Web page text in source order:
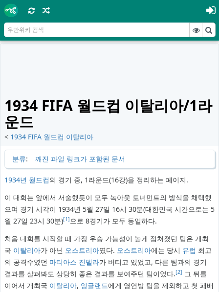
1934 FIFA 월드컵 이탈리아/1라
운드
< 1934 FIFA 월드컵 이탈리아
분류: 깨진 파일 링크가 포함된 문서
1934년 월드컵의 경기 중, 1라운드(16강)을 정리하는 페이지.
이 대회는 앞에서 서술했듯이 모두 녹아웃 토너먼트의 방식을 채택했
으며 경기 시각이 1934년 5월 27일 16시 30분(대한민국 시간으로는 5
월 27일 23시 30분)[1]으로 8경기가 모두 동일하다.
처음 대회를 시작할 때 가장 우승 가능성이 높게 점쳐졌던 팀은 개최
국 이탈리아가 아닌 오스트리아였다. 오스트리아에는 당시 유럽 최고
의 공격수였던 마티아스 진델라가 버티고 있었고, 다른 팀과의 경기
결과를 살펴봐도 상당히 좋은 결과를 보여주던 팀이었다.[2] 그 뒤를
이어서 개최국 이탈리아, 잉글랜드에게 영연방 팀을 제외하고 첫 패배